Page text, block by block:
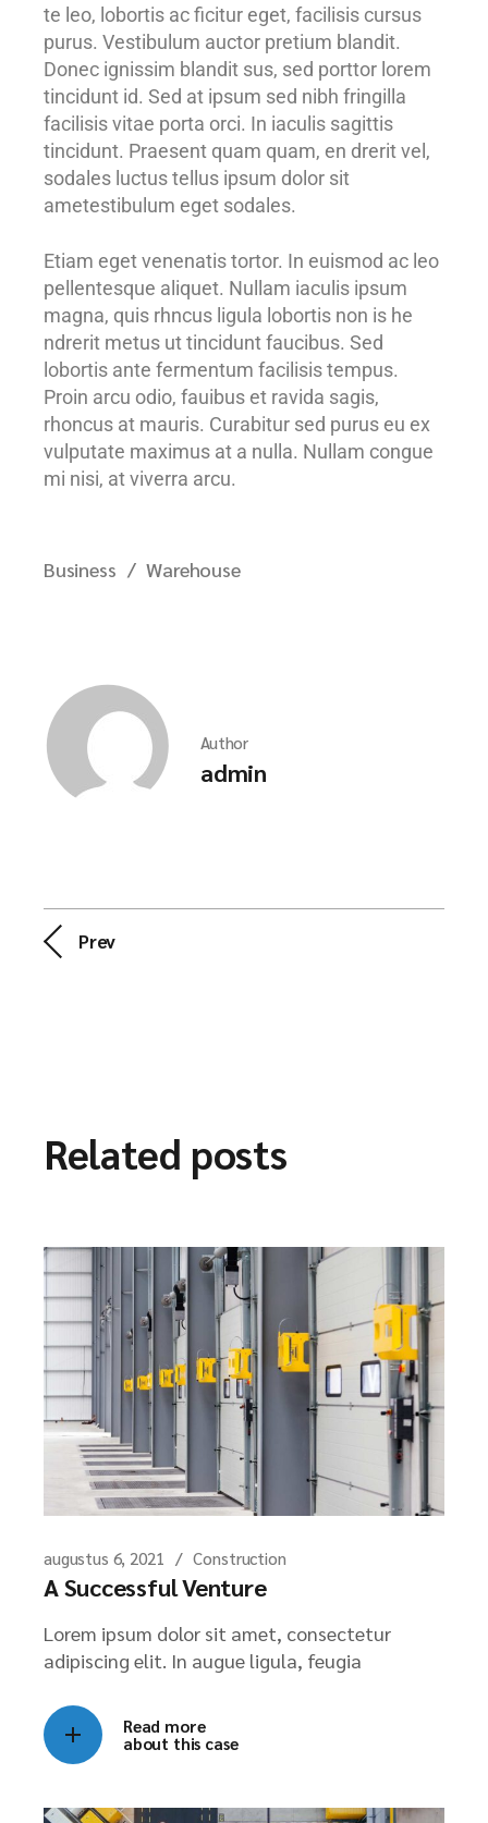
te leo, lobortis ac ficitur eget, facilisis cursus
purus. Vestibulum auctor pretium blandit.
Donec ignissim blandit sus, sed porttor lorem
tincidunt id. Sed at ipsum sed nibh fringilla
facilisis vitae porta orci. In iaculis sagittis
tincidunt. Praesent quam quam, en drerit vel,
sodales luctus tellus ipsum dolor sit
ametestibulum eget sodales.
Etiam eget venenatis tortor. In euismod ac leo
pellentesque aliquet. Nullam iaculis ipsum
magna, quis rhncus ligula lobortis non is he
ndrerit metus ut tincidunt faucibus. Sed
lobortis ante fermentum facilisis tempus.
Proin arcu odio, fauibus et ravida sagis,
rhoncus at mauris. Curabitur sed purus eu ex
vulputate maximus at a nulla. Nullam congue
mi nisi, at viverra arcu.
Business Warehouse
Author
admin
Prev
Related posts
augustus 6, 2021 Construction
A Successful Venture
Lorem ipsum dolor sit amet, consectetur
adipiscing elit. In augue ligula, feugia
Read more
about this case